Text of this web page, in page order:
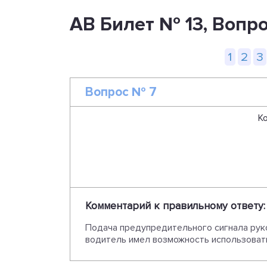
AB Билет № 13,
1 2 3
Вопрос № 7
Комментарий к правильному ответу:
Подача предупредительного сигнала
водитель имел возможность